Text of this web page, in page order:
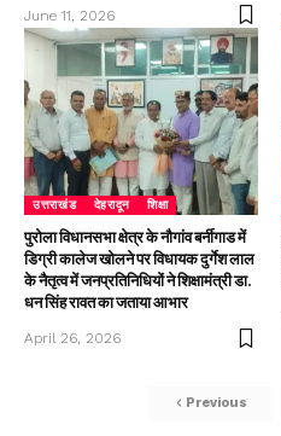
June 11, 2026
उत्तराखंड देहरादून शिक्षा
पुरोला विधानसभा क्षेत्र के नौगांव बर्नीगाड में
डिग्री कालेज खोलने पर विधायक दुर्गेश लाल
के नैतृत्व में जनप्रतिनिधियों ने शिक्षामंत्री डा.
धन सिंह रावत का जताया आभार
April 26, 2026
Previous